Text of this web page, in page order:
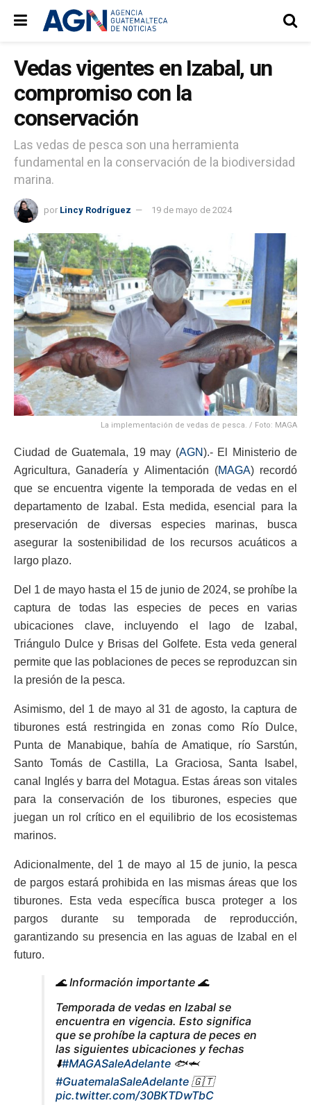
Vedas vigentes en Izabal, un
compromiso con la
conservación
Las vedas de pesca son una herramienta
fundamental en la conservación de la biodiversidad
marina.
por Lincy Rodríguez 19 de mayo de 2024
La implementación de vedas de pesca. / Foto: MAGA
Ciudad de Guatemala, 19 may (AGN).- El Ministerio de
Agricultura, Ganadería y Alimentación (MAGA) recordó
que se encuentra vigente la temporada de vedas en el
departamento de Izabal. Esta medida, esencial para la
preservación de diversas especies marinas, busca
asegurar la sostenibilidad de los recursos acuáticos a
largo plazo.
Del 1 de mayo hasta el 15 de junio de 2024, se prohíbe la
captura de todas las especies de peces en varias
ubicaciones clave, incluyendo el lago de Izabal,
Triángulo Dulce y Brisas del Golfete. Esta veda general
permite que las poblaciones de peces se reproduzcan sin
la presión de la pesca.
Asimismo, del 1 de mayo al 31 de agosto, la captura de
tiburones está restringida en zonas como Río Dulce,
Punta de Manabique, bahía de Amatique, río Sarstún,
Santo Tomás de Castilla, La Graciosa, Santa Isabel,
canal Inglés y barra del Motagua. Estas áreas son vitales
para la conservación de los tiburones, especies que
juegan un rol crítico en el equilibrio de los ecosistemas
marinos.
Adicionalmente, del 1 de mayo al 15 de junio, la pesca
de pargos estará prohibida en las mismas áreas que los
tiburones. Esta veda específica busca proteger a los
pargos durante su temporada de reproducción,
garantizando su presencia en las aguas de Izabal en el
futuro.
🌊 Información importante 🌊
Temporada de vedas en Izabal se
encuentra en vigencia. Esto significa
que se prohíbe la captura de peces en
las siguientes ubicaciones y fechas
⬇️#MAGASaleAdelante 🐟🦈
#GuatemalaSaleAdelante 🇬🇹
pic.twitter.com/30BKTDwTbC